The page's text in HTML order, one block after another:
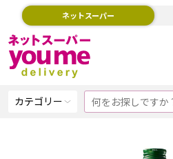
ネットスーパー
カテゴリー